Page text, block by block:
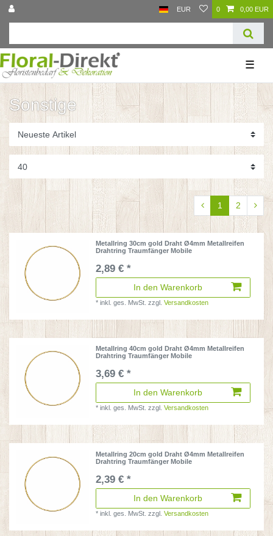
EUR 0 0,00 EUR
☰
Sonstige
1 2
Metallring 30cm gold Draht Ø4mm Metallreifen
Drahtring Traumfänger Mobile
2,89 € *
In den Warenkorb
*inkl. ges. MwSt. zzgl.Versandkosten
Metallring 40cm gold Draht Ø4mm Metallreifen
Drahtring Traumfänger Mobile
3,69 € *
In den Warenkorb
*inkl. ges. MwSt. zzgl.Versandkosten
Metallring 20cm gold Draht Ø4mm Metallreifen
Drahtring Traumfänger Mobile
2,39 € *
In den Warenkorb
*inkl. ges. MwSt. zzgl.Versandkosten